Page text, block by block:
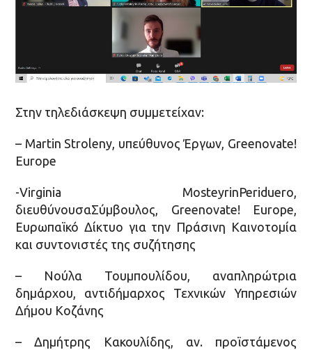
Στην τηλεδιάσκεψη συμμετείχαν:
– Martin Stroleny, υπεύθυνος Έργων, Greenovate!
Europe
-Virginia MosteyrinPeriduero,
διευθύνoυσαΣύμβουλος, Greenovate! Europe,
Ευρωπαϊκό Δίκτυο για την Πράσινη Καινοτομία
και συντονιστές της συζήτησης
– Νούλα Τουμπουλίδου, αναπληρώτρια
δημάρχου, αντιδήμαρχος Τεχνικών Υπηρεσιών
Δήμου Κοζάνης
– Δημήτρης Κακουλίδης, αν. προϊστάμενος